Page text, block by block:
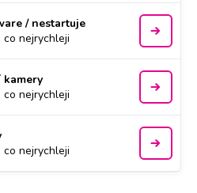
/ nestartuje
co nejrychleji
kamery
co nejrychleji
co nejrychleji